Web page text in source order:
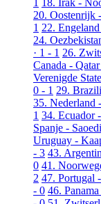
20. Oostenrijk
1 22.
24.
· 1 - 1 26.
Canada -
Verenigde
0 - 1 29.
35. Nederland
1 34. Ecuador
Spanje -
Uruguay -
- 3 43.
0 41.
2 47. Portugal
- 0 46.